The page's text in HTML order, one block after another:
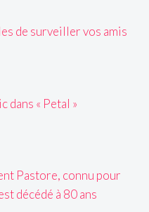
de surveiller vos amis
dans « Petal »
Pastore, connu pour
décédé à 80 ans